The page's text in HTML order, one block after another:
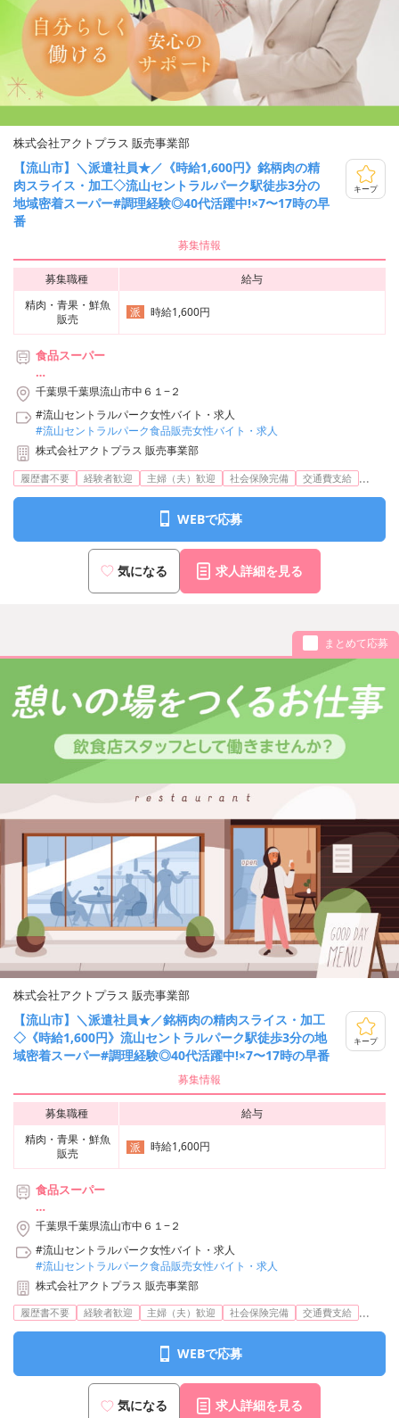
株式会社アクトプラス 販売事業部
【流山市】＼派遣社員★／《時給1,600円》銘柄肉の精
肉スライス・加工◇流山セントラルパーク駅徒歩3分の
地域密着スーパー#調理経験◎40代活躍中!×7〜17時の早
番
キープ
募集情報
募集職種
給与
精肉・青果・鮮魚
販売
派 時給1,600円
食品スーパー
＊つくばエクスプレス「流山セントラルパーク」駅より徒歩3分
千葉県千葉県流山市中６１−２
#流山セントラルパーク女性バイト・求人
#流山セントラルパーク食品販売女性バイト・求人
株式会社アクトプラス 販売事業部
履歴書不要 経験者歓迎 主婦（夫）歓迎 社会保険完備 交通費支給 ...
WEBで応募
気になる 求人詳細を見る
まとめて応募
株式会社アクトプラス 販売事業部
【流山市】＼派遣社員★／銘柄肉の精肉スライス・加工
◇《時給1,600円》流山セントラルパーク駅徒歩3分の地
域密着スーパー#調理経験◎40代活躍中!×7〜17時の早番
キープ
募集情報
募集職種
給与
精肉・青果・鮮魚
販売
派 時給1,600円
食品スーパー
＊つくばエクスプレス「流山セントラルパーク」駅より徒歩3分
千葉県千葉県流山市中６１−２
#流山セントラルパーク女性バイト・求人
#流山セントラルパーク食品販売女性バイト・求人
株式会社アクトプラス 販売事業部
履歴書不要 経験者歓迎 主婦（夫）歓迎 社会保険完備 交通費支給 ...
WEBで応募
気になる 求人詳細を見る